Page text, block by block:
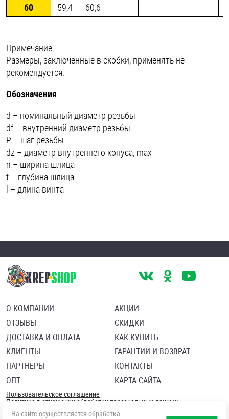
60
59,4 60,6
Примечание:
Размеры, заключенные в скобки, применять не
рекомендуется.
Обозначения
d – номинальный диаметр резьбы
df – внутренний диаметр резьбы
P – шаг резьбы
dz – диаметр внутреннего конуса, max
n – ширина шлица
t – глубина шлица
l – длина винта
О КОМПАНИИ
ОТЗЫВЫ
ДОСТАВКА И ОПЛАТА
КЛИЕНТЫ
ПАРТНЕРЫ
ОПТ
АКЦИИ
СКИДКИ
КАК КУПИТЬ
ГАРАНТИИ И ВОЗВРАТ
КОНТАКТЫ
КАРТА САЙТА
Пользовательское соглашение
Политика в отношении обработки персональных данных
На сайте осуществляется обработка